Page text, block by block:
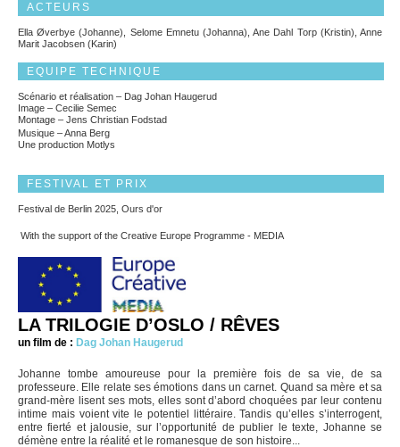
ACTEURS
Ella Øverbye (Johanne), Selome Emnetu (Johanna), Ane Dahl Torp (Kristin), Anne
Marit Jacobsen (Karin)
EQUIPE TECHNIQUE
Scénario et réalisation – Dag Johan Haugerud
Image – Cecilie Semec
Montage – Jens Christian Fodstad
Musique – Anna Berg
Une production Motlys
FESTIVAL ET PRIX
Festival de Berlin 2025, Ours d'or
With the support of the Creative Europe Programme - MEDIA
LA TRILOGIE D’OSLO / RÊVES
un film de : Dag Johan Haugerud
Johanne tombe amoureuse pour la première fois de sa vie, de sa
professeure. Elle relate ses émotions dans un carnet. Quand sa mère et sa
grand-mère lisent ses mots, elles sont d’abord choquées par leur contenu
intime mais voient vite le potentiel littéraire. Tandis qu’elles s’interrogent,
entre fierté et jalousie, sur l’opportunité de publier le texte, Johanne se
démène entre la réalité et le romanesque de son histoire...